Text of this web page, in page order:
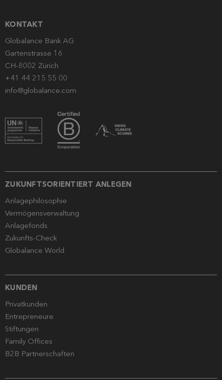
KONTAKT
Globalance Bank AG
Gartenstrasse 16
CH-8002 Zürich
+41 44 215 55 00
info@globalance.com
ZUKUNFTSORIENTIERT ANLEGEN
Anlagephilosophie
Vermögensverwaltung
Anlagefonds
Zukunfts-Check
Globalance World
KUNDEN
Privatkunden
Entrepreneure
Stiftungen
Family Offices
B2B Partnerschaften